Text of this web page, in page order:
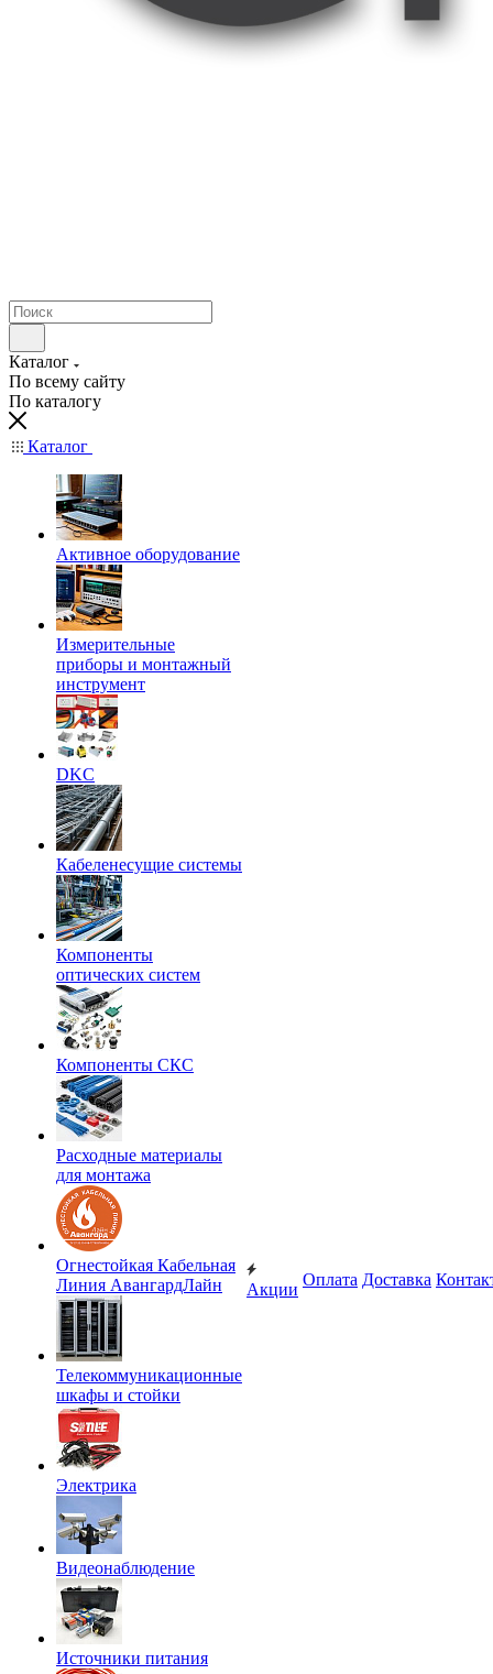
Каталог
По всему сайту
По каталогу
Каталог
Активное оборудование
Измерительные
приборы и монтажный
инструмент
DKC
Кабеленесущие системы
Компоненты
оптических систем
Компоненты СКС
Расходные материалы
для монтажа
Огнестойкая Кабельная
Линия АвангардЛайн
Телекоммуникационные
шкафы и стойки
Электрика
Видеонаблюдение
Источники питания
Акции
Оплата Доставка